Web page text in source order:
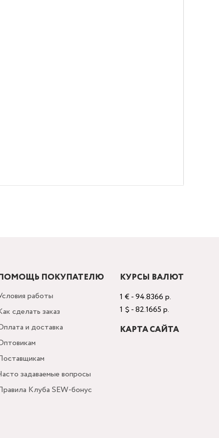
ПОКУПАТЕЛЮ
работы
сделать заказ
и доставка
задаваемые вопросы
Клуба SEW-бонус
КУРСЫ ВАЛЮТ
1 € - 94.8366 р.
1 $ - 82.1665 р.
КАРТА САЙТА